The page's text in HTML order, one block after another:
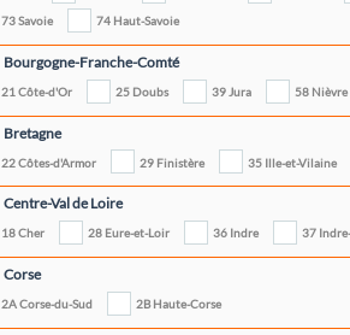
73 Savoie
74 Haut-Savoie
Bourgogne-Franche-Comté
21 Côte-d'Or 25 Doubs 39 Jura 58 Nièvre
Bretagne
22 Côtes-d'Armor 29 Finistère 35 Ille-et-Vilaine
Centre-Val de Loire
18 Cher 28 Eure-et-Loir 36 Indre 37
Corse
2A Corse-du-Sud 2B Haute-Corse